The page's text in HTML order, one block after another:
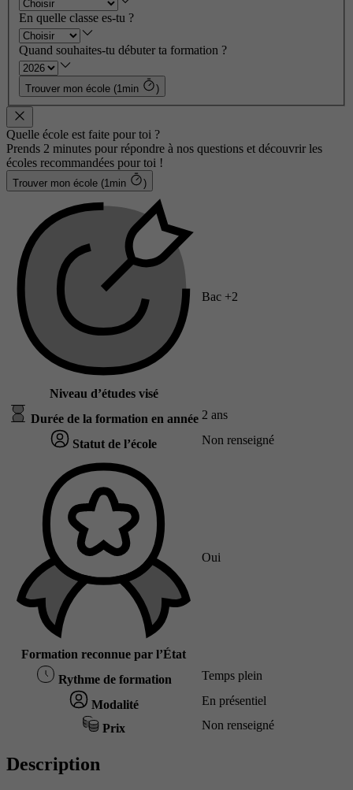
En quelle classe es-tu ?
Quand souhaites-tu débuter ta formation ?
Trouver mon école (1min )
Quelle école est faite pour toi ?
Prends 2 minutes pour répondre à nos questions et découvrir les
écoles recommandées pour toi !
Trouver mon école (1min )
Niveau d’études visé
Bac +2
Durée de la formation en année 2 ans
Statut de l’école Non renseigné
Formation reconnue par l’État
Oui
Rythme de formation Temps plein
Modalité En présentiel
Prix Non renseigné
Description